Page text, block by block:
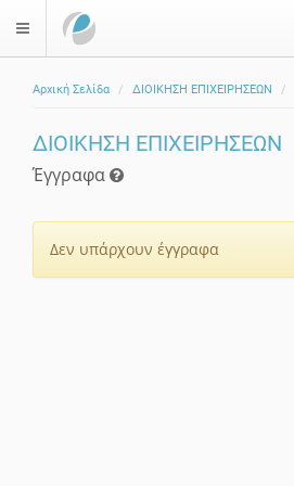
$langMenu
Αρχική Σελίδα ΔΙΟΙΚΗΣΗ ΕΠΙΧΕΙΡΗΣΕΩΝ
ΔΙΟΙΚΗΣΗ ΕΠΙΧΕΙΡΗΣΕΩΝ
Έγγραφα
Δεν υπάρχουν έγγραφα